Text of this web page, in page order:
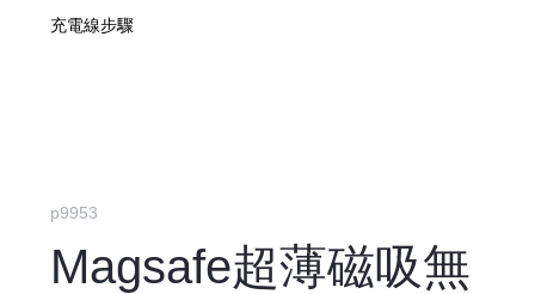
充電線步驟
p9953
Magsafe超薄磁吸無